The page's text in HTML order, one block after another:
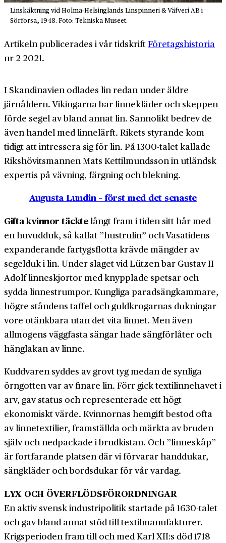
Linskäktning vid Holma-Helsinglands Linspinneri & Väfveri AB i
Sörforsa, 1948. Foto: Tekniska Museet.
Artikeln publicerades i vår tidskriftFöretagshistoria
nr 2 2021.
I Skandinavien odlades lin redan under äldre
järnåldern. Vikingarna bar linnekläder och skeppen
förde segel av bland annat lin. Sannolikt bedrev de
även handel med linnelärft. Rikets styrande kom
tidigt att intressera sig för lin. På 1300-talet kallade
Riks­hövitsmannen Mats Kettilmundsson in utländsk
expertis på vävning, färgning och blekning.
Augusta Lundin – först med det senaste
Gifta kvinnor täcktelångt fram i tiden sitt hår med
en huvudduk, så kallat ”hustrulin” och Vasatidens
expanderande fartygsflotta krävde mängder av
segelduk i lin. Under slaget vid Lützen bar Gustav II
Adolf linneskjortor med knypplade spetsar och
sydda linne­strumpor. Kungliga parad­sängkammare,
högre ståndens taffel och guld­krogarnas dukningar
vore otänkbara utan det vita linnet. Men även
allmogens väggfasta sängar hade sängförlåter och
hänglakan av linne.
Kuddvaren syddes av grovt tyg medan de synliga
örngotten var av finare lin. Förr gick textil­innehavet i
arv, gav status och representerade ett högt
ekonomiskt värde. Kvinnornas hem­gift bestod ofta
av linne­textilier, fram­ställda och märkta av bruden
själv och nedpackade i brud­kistan. Och ”linneskåp”
är fortfarande platsen där vi förvarar handdukar,
sängkläder och bordsdukar för vår vardag.
LYX OCH ÖVERFLÖDSFÖRORDNINGAR
En aktiv svensk industri­politik startade på 1630-talet
och gav bland annat stöd till textil­manufakturer.
Krigs­perioden fram till och med Karl XII:s död 1718